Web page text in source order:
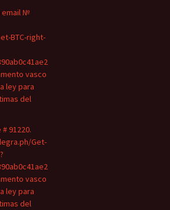
email №
BTC-right-
vasco
ley para
del
91220.
Get-
vasco
ley para
del